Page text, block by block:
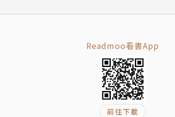
Readmoo看書App
前往下載